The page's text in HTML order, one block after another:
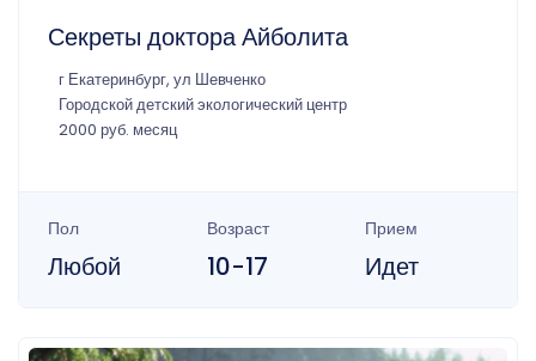
Секреты доктора Айболита
г Екатеринбург, ул Шевченко
Городской детский экологический центр
2000 руб. месяц
Пол
Любой
Возраст
10-17
Прием
Идет